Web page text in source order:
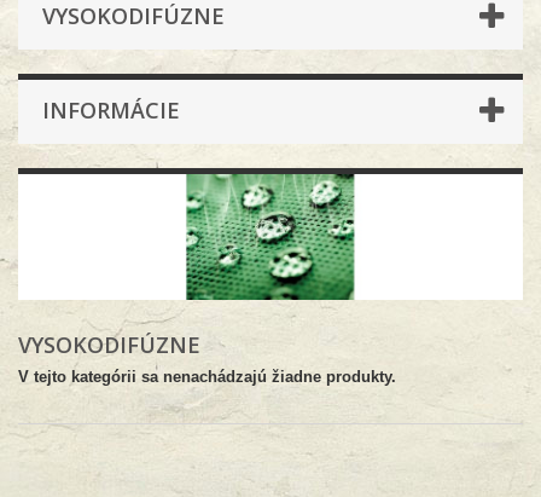
VYSOKODIFÚZNE
INFORMÁCIE
VYSOKODIFÚZNE
V tejto kategórii sa nenachádzajú žiadne produkty.